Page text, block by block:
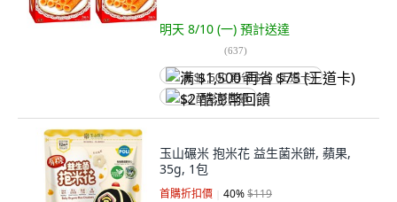
明天 8/10 (一) 預計送達
(637)
满 $1,500 再省 $75 (王道卡)
$2 酷澎幣回饋
玉山碾米 抱米花 益生菌米餅, 蘋果,
35g, 1包
首購折扣價 40%$119